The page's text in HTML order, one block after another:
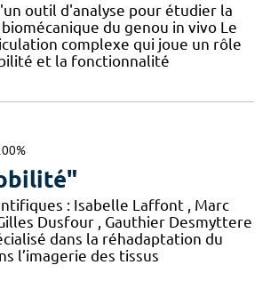
outil d'analyse pour étudier la
du genou in vivo Le
complexe qui joue un rôle
et la fonctionnalité
: Isabelle Laffont , Marc
Dusfour , Gauthier Desmyttere
dans la réhadaptation du
l’imagerie des tissus